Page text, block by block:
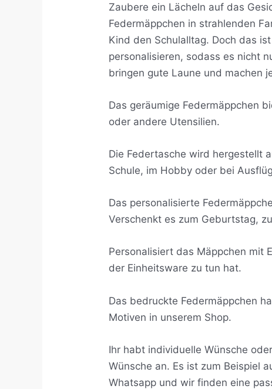
Zaubere ein Lächeln auf das
Federmäppchen in strahlenden
Kind den Schulalltag. Doch das
personalisieren, sodass es nicht
bringen gute Laune und machen
Das geräumige Federmäppchen
oder andere Utensilien.
Die Federtasche wird hergestellt
Schule, im Hobby oder bei
Das personalisierte
Verschenkt es zum Geburtstag,
Personalisiert das Mäppchen mit
der Einheitsware zu tun hat.
Das bedruckte Federmäppchen
Motiven in unserem Shop.
Ihr habt individuelle Wünsche
Wünsche an. Es ist zum Beispiel
Whatsapp und wir finden eine